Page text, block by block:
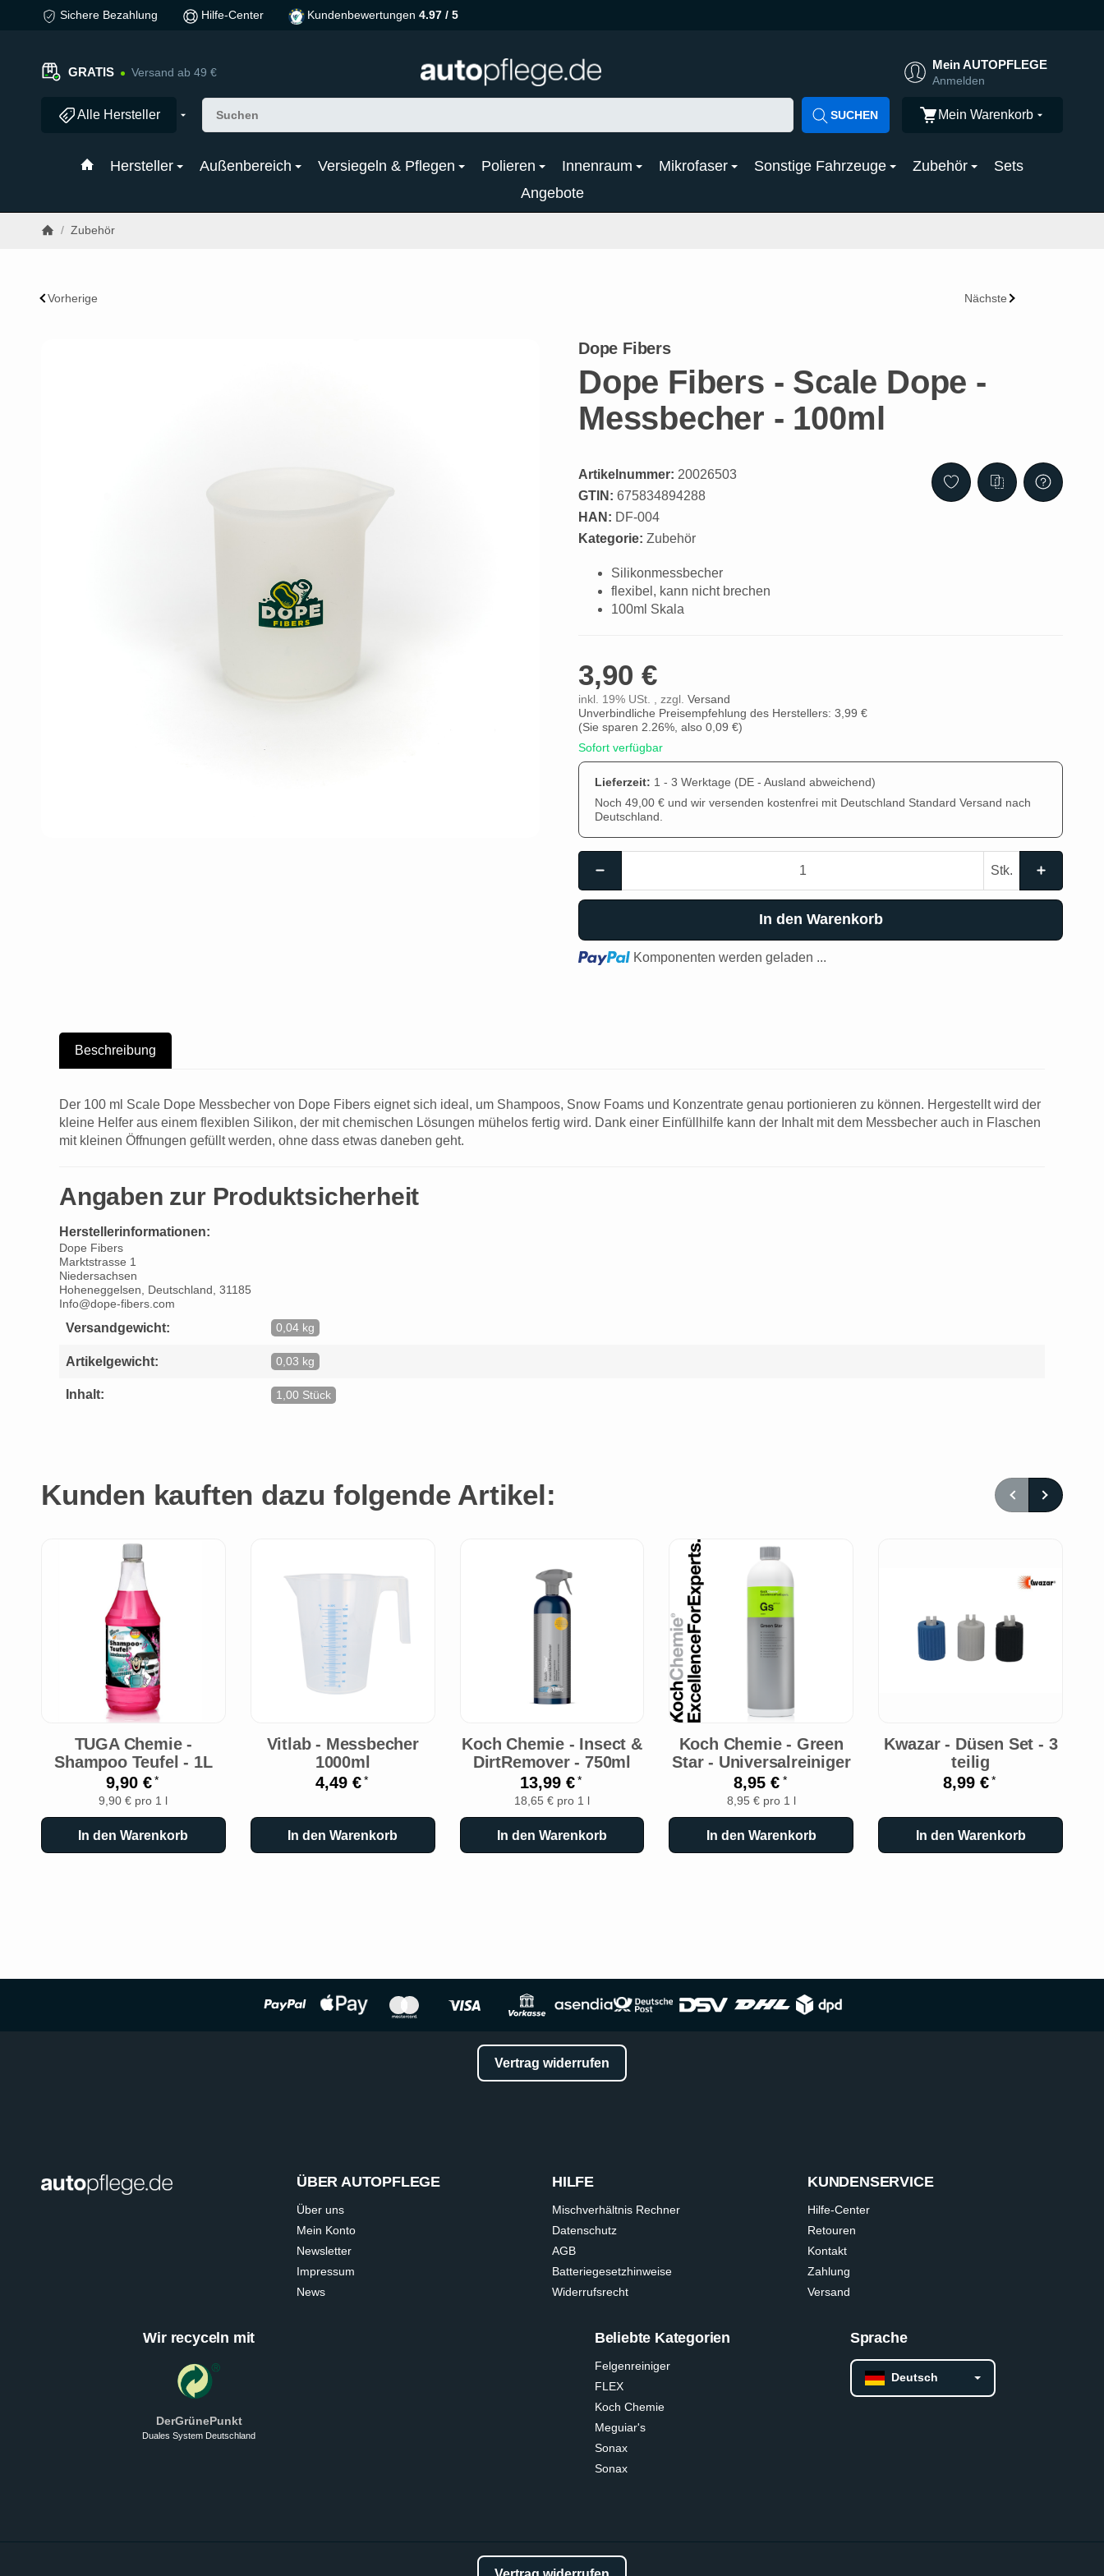
Sichere Bezahlung Hilfe-Center Kundenbewertungen 4.97 / 5
GRATIS Versand ab 49 €
Mein AUTOPFLEGE
Anmelden
Alle Hersteller SUCHEN Mein Warenkorb
Hersteller Außenbereich Versiegeln & Pflegen Polieren Innenraum Mikrofaser Sonstige Fahrzeuge Zubehör
Sets
Angebote
/ Zubehör
Vorherige Nächste
Dope Fibers
Dope Fibers - Scale Dope -
Messbecher - 100ml
Artikelnummer: 20026503
GTIN: 675834894288
HAN: DF-004
Kategorie: Zubehör
Silikonmessbecher
flexibel, kann nicht brechen
100ml Skala
3,90 €
inkl. 19% USt. , zzgl. Versand
Unverbindliche Preisempfehlung des Herstellers: 3,99 €
(Sie sparen 2.26% , also 0,09 €)
Sofort verfügbar
Lieferzeit: 1 - 3 Werktage (DE - Ausland abweichend)
Noch 49,00 € und wir versenden kostenfrei mit Deutschland Standard Versand nach
Deutschland.
Stk.
In den Warenkorb
Loading...Komponenten werden geladen ...
Beschreibung
Der 100 ml Scale Dope Messbecher von Dope Fibers eignet sich ideal, um Shampoos, Snow Foams und Konzentrate genau portionieren zu können. Hergestellt wird der
kleine Helfer aus einem flexiblen Silikon, der mit chemischen Lösungen mühelos fertig wird. Dank einer Einfüllhilfe kann der Inhalt mit dem Messbecher auch in Flaschen
mit kleinen Öffnungen gefüllt werden, ohne dass etwas daneben geht.
Angaben zur Produktsicherheit
Herstellerinformationen:
Dope Fibers
Marktstrasse 1
Niedersachsen
Hoheneggelsen, Deutschland, 31185
Info@dope-fibers.com
Versandgewicht: 0,04 kg
Artikelgewicht: 0,03 kg
Inhalt: 1,00 Stück
Kunden kauften dazu folgende Artikel:
TUGA Chemie -
Shampoo Teufel - 1L
9,90 €*
9,90 € pro 1 l
In den Warenkorb
Vitlab - Messbecher
1000ml
4,49 €*
In den Warenkorb
Koch Chemie - Insect &
DirtRemover - 750ml
13,99 €*
18,65 € pro 1 l
In den Warenkorb
Koch Chemie - Green
Star - Universalreiniger
8,95 €*
8,95 € pro 1 l
In den Warenkorb
Kwazar - Düsen Set - 3
teilig
8,99 €*
In den Warenkorb
Vertrag widerrufen
ÜBER AUTOPFLEGE
Über uns
Mein Konto
Newsletter
Impressum
News
HILFE
Mischverhältnis Rechner
Datenschutz
AGB
Batteriegesetzhinweise
Widerrufsrecht
KUNDENSERVICE
Hilfe-Center
Retouren
Kontakt
Zahlung
Versand
Wir recyceln mit
DerGrünePunkt
Duales System Deutschland
Beliebte Kategorien
Felgenreiniger
FLEX
Koch Chemie
Meguiar's
Sonax
Sonax
Sprache
Deutsch